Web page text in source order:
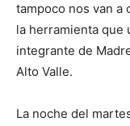
tampoco nos van a
la herramienta que
integrante de
Alto Valle.
La noche del